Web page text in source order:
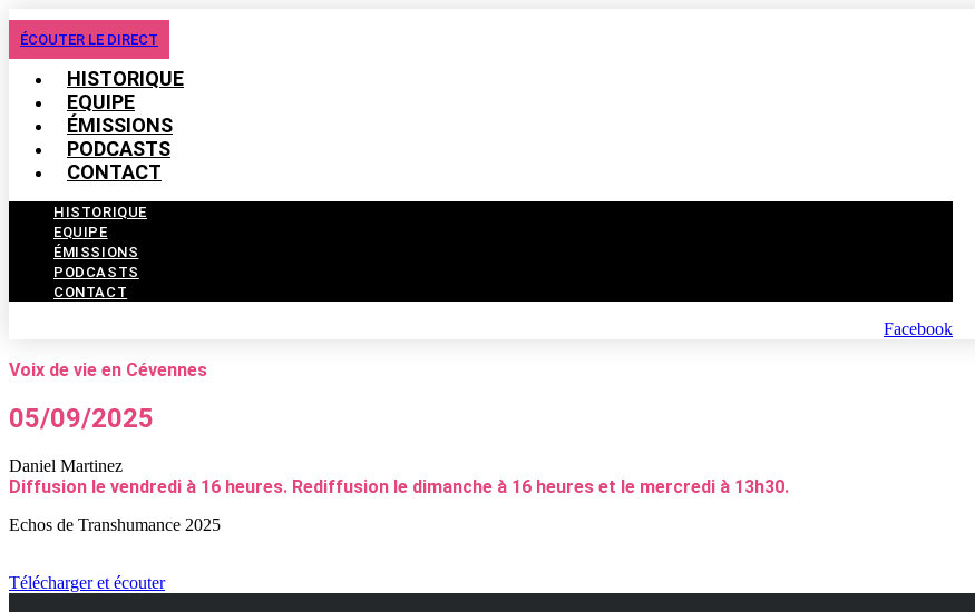
ÉCOUTER LE DIRECT
HISTORIQUE
EQUIPE
ÉMISSIONS
PODCASTS
CONTACT
HISTORIQUE
EQUIPE
ÉMISSIONS
PODCASTS
CONTACT
Facebook
Voix de vie en Cévennes
05/09/2025
Daniel Martinez
Diffusion le vendredi à 16 heures. Rediffusion le dimanche à 16 heures et le mercredi à 13h30.
Echos de Transhumance 2025
Télécharger et écouter